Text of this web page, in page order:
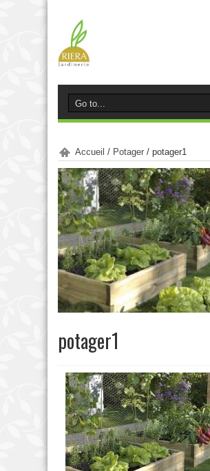
Accueil / Potager / potager1
potager1